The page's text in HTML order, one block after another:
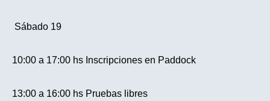
Sábado 19
10:00 a 17:00 hs Inscripciones en Paddock
13:00 a 16:00 hs Pruebas libres